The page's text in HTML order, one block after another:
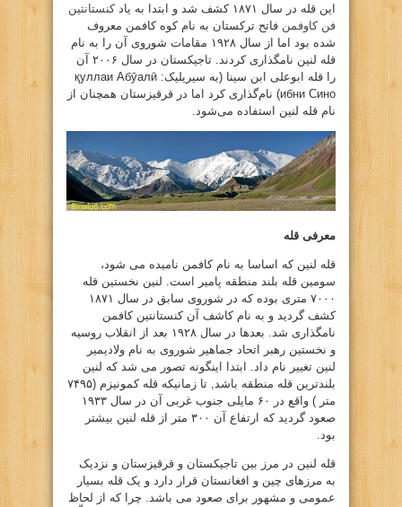
این قله در سال ۱۸۷۱ کشف شد و ابتدا به یاد
کنستانتین
فن کاوفمن فاتح ترکستان به نام کوه کافمن معروف
شده بود اما از سال ۱۹۲۸ مقامات شوروی آن را به نام
قله لنین نامگذاری کردند. تاجیکستان در سال ۲۰۰۶ آن
را قله ابوعلی ابن سینا (به سیریلیک: қуллаи Абӯалӣ
ибни Сино) نام‌گذاری کرد اما در قرقیزستان همچنان از
نام قله لنین استفاده می‌شود.
معرفی قله
قله لنین که اساسا به نام کافمن نامیده می شود،
سومین قله بلند منطقه پامیر است. لنین نخستین قله
۷۰۰۰ متری بوده که در شوروی سابق در سال ۱۸۷۱
کشف گردید و به نام کاشف آن کنستانتین کافمن
نامگذاری شد. بعدها در سال ۱۹۲۸ بعد از انقلاب روسیه
و نخستین رهبر اتحاد جماهیر شوروی به نام ولادیمیر
لنین تغییر نام داد. ابتدا اینگونه تصور می شد که لنین
بلندترین قله منطقه باشد, تا زمانیکه قله کمونیزم (۷۴۹۵
متر ) واقع در ۶۰ مایلی جنوب غربی آن در سال ۱۹۳۳
صعود گردید که ارتفاع آن ۳۰۰ متر از قله لنین بیشتر
بود.
قله لنین در مرز بین تاجیکستان و قرقیزستان و نزدیک
به مرزهای چین و افغانستان قرار دارد و یک قله بسیار
عمومی و مشهور برای صعود می باشد. چرا که از لحاظ